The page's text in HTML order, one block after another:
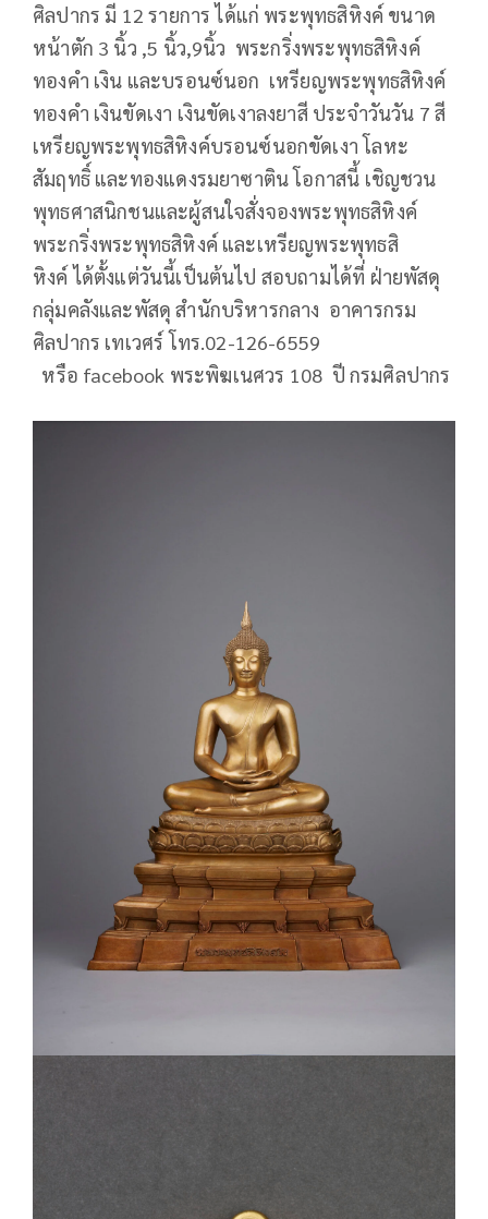
ศิลปากร มี 12 รายการ ได้แก่ พระพุทธสิหิงค์ ขนาด
หน้าตัก 3 นิ้ว ,5 นิ้ว,9นิ้ว พระกริ่งพระพุทธสิหิงค์
ทองคำ เงิน และบรอนซ์นอก เหรียญพระพุทธสิหิงค์
ทองคำ เงินขัดเงา เงินขัดเงาลงยาสี ประจำวันวัน 7 สี
เหรียญพระพุทธสิหิงค์บรอนซ์นอกขัดเงา โลหะ
สัมฤทธิ์ และทองแดงรมยาซาติน โอกาสนี้ เชิญชวน
พุทธศาสนิกชนและผู้สนใจสั่งจองพระพุทธสิหิงค์
พระกริ่งพระพุทธสิหิงค์ และเหรียญพระพุทธสิ
หิงค์ ได้ตั้งแต่วันนี้เป็นต้นไป สอบถามได้ที่ ฝ่ายพัสดุ
กลุ่มคลังและพัสดุ สำนักบริหารกลาง อาคารกรม
ศิลปากร เทเวศร์ โทร.02-126-6559
หรือ facebook พระพิฆเนศวร 108 ปี กรมศิลปากร